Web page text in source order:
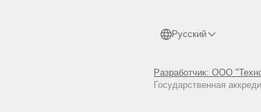
Русский
Разработчик: ООО
Государственная